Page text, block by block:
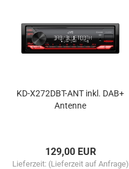
KD-X272DBT-ANT inkl. DAB+
Antenne
129,00 EUR
Lieferzeit: (Lieferzeit auf Anfrage)